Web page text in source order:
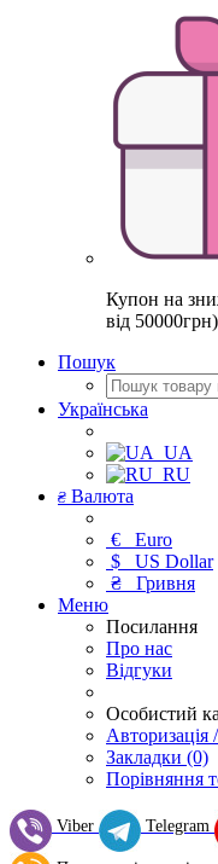
Купон на
від 50000грн)
Пошук
Українська
UA
RU
₴ Валюта
€ Euro
$ US Dollar
₴ Гривня
Меню
Посилання
Про нас
Відгуки
Особистий
Авторизація
Закладки (0)
Порівняння
Viber Telegram